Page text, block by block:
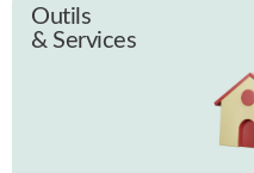
Outils
& Services